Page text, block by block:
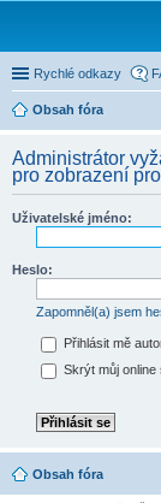
Rychlé odkazy
Obsah fóra
Administrátor
pro zobrazení
Uživatelské jméno:
Heslo:
Zapomněl(a) jsem
Přihlásit mě
Skrýt můj online
Obsah fóra